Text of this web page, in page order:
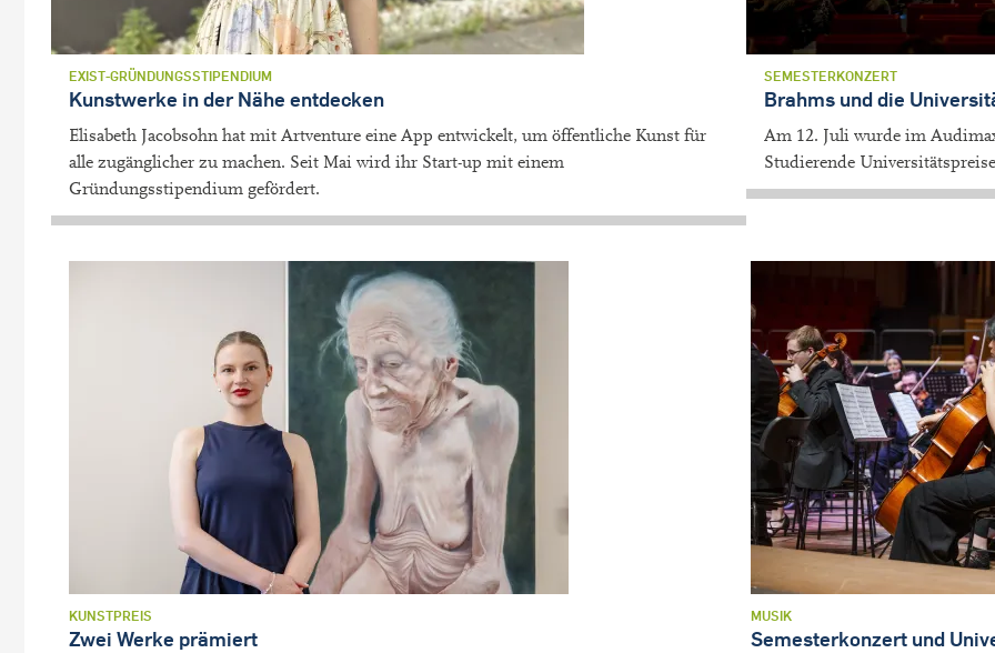
EXIST-GRÜNDUNGSSTIPENDIUM
Kunstwerke in der Nähe entdecken
Elisabeth Jacobsohn hat mit Artventure eine App entwickelt, um öffentliche Kunst für
alle zugänglicher zu machen. Seit Mai wird ihr Start-up mit einem
Gründungsstipendium gefördert.
SEMESTERKONZERT
Brahms und die
Am 12. Juli wurde im
Studierende
KUNSTPREIS
Zwei Werke prämiert
MUSIK
Semesterkonzert und